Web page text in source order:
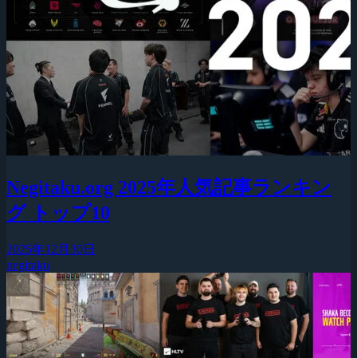
Negitaku.org 2025年人気記事ランキン
グ トップ10
2025年12月30日
negitaku